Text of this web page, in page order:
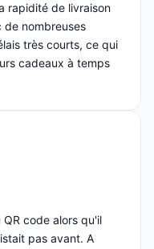
rapidité de livraison
nombreuses
très courts, ce qui
cadeaux à temps
code alors qu'il
pas avant. A